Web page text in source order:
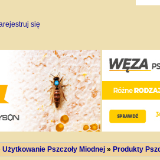
się
Użytkowanie Pszczoły Miodnej » Produkty